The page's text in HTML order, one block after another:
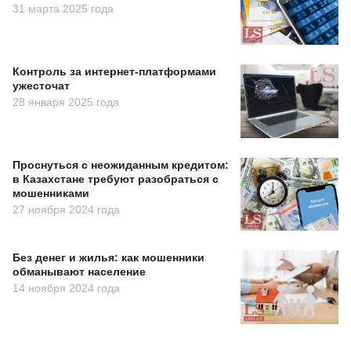
31 марта 2025 года
Контроль за интернет-платформами
ужесточат
28 января 2025 года
Проснуться с неожиданным кредитом:
в Казахстане требуют разобраться с
мошенниками
27 ноября 2024 года
Без денег и жилья: как мошенники
обманывают население
14 ноября 2024 года